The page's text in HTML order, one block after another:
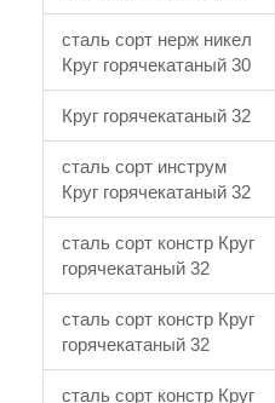
сталь сорт нерж никел
Круг горячекатаный 30
Круг горячекатаный 32
сталь сорт инструм
Круг горячекатаный 32
сталь сорт констр Круг
горячекатаный 32
сталь сорт констр Круг
горячекатаный 32
сталь сорт констр Круг